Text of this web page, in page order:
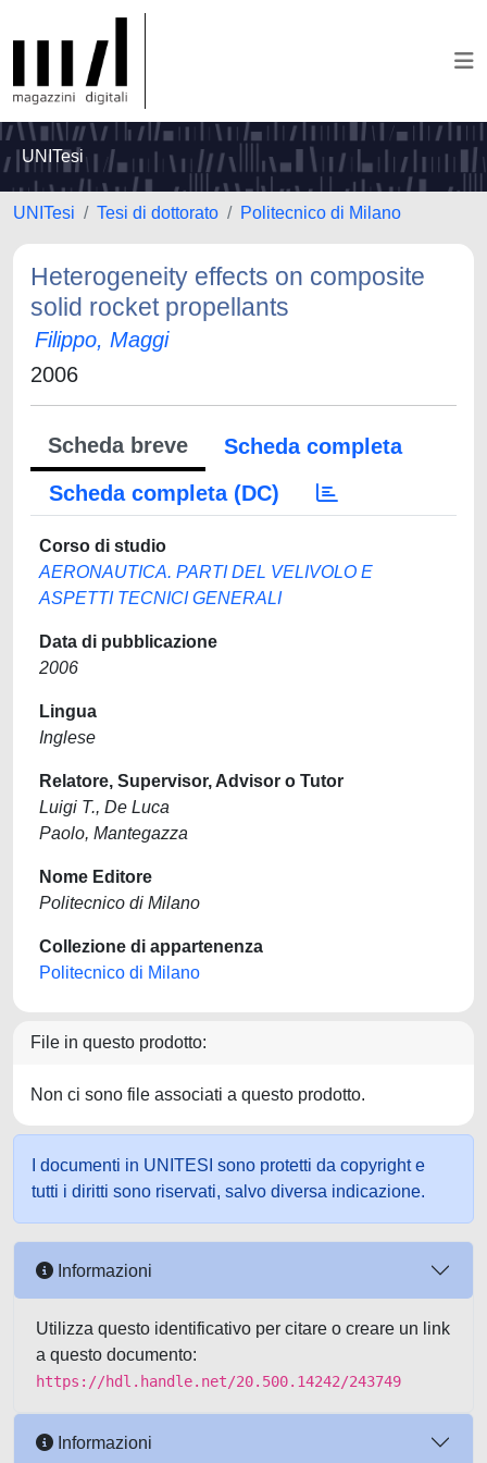
UNITesi
UNITesi Tesi di dottorato Politecnico di Milano
Heterogeneity effects on composite
solid rocket propellants
Filippo, Maggi
2006
Scheda breve
Scheda completa
Scheda completa (DC)
Corso di studio
AERONAUTICA. PARTI DEL VELIVOLO E
ASPETTI TECNICI GENERALI
Data di pubblicazione
2006
Lingua
Inglese
Relatore, Supervisor, Advisor o Tutor
Luigi T., De Luca
Paolo, Mantegazza
Nome Editore
Politecnico di Milano
Collezione di appartenenza
Politecnico di Milano
File in questo prodotto:
Non ci sono file associati a questo prodotto.
I documenti in UNITESI sono protetti da copyright e
tutti i diritti sono riservati, salvo diversa indicazione.
Informazioni
Utilizza questo identificativo per citare o creare un link
a questo documento:
https://hdl.handle.net/20.500.14242/243749
Informazioni